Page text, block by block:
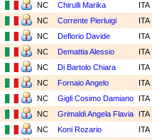
NC Chirulli Marika
ITA
NC Corrente Pierluigi
ITA
NC Deflorio Davide
ITA
NC Demattia Alessio
ITA
NC Di Bartolo Chiara
ITA
NC Fornaio Angelo
ITA
NC Gigli Cosimo Damiano
ITA
NC Grimaldi Angela Flavia
ITA
NC Koni Rozario
ITA